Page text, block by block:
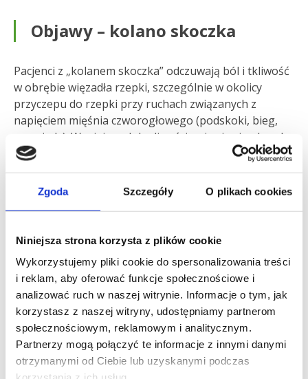
Zgoda Szczegóły O plikach cookies
Niniejsza strona korzysta z plików cookie
Wykorzystujemy pliki cookie do spersonalizowania treści
i reklam, aby oferować funkcje społecznościowe i
analizować ruch w naszej witrynie. Informacje o tym, jak
korzystasz z naszej witryny, udostępniamy partnerom
społecznościowym, reklamowym i analitycznym.
Partnerzy mogą połączyć te informacje z innymi danymi
otrzymanymi od Ciebie lub uzyskanymi podczas
Objawy – kolano skoczka
Pacjenci z „kolanem skoczka” odczuwają ból i tkliwość
w obrębie więzadła rzepki, szczególnie w okolicy
przyczepu do rzepki przy ruchach związanych z
napięciem mięśnia czworogłowego (podskoki, bieg,
przysiady). W miejscu dolegliwości pojawia się obrzęk,
a w miarę rozwoju choroby występuje osłabienie oraz
zanik mięśnia czworogłowego.
Zaawansowanie choroby można podzielić na cztery
stopnie:
fizycznej,
stopień 2 – ból pojawia się już w czasie rozgrzewki,
następnie znika aby znów powrócić po grze.
Zawodnik jest w stanie efektywnie trenować i grać,
stopień 3 – ból występuje w czasie aktywności
fizycznej, co mocno utrudnia efektywność gry,
stopień 4 – naderwanie więzadła i osłabienie
aparatu wyprostnego kolana aż do całkowitego